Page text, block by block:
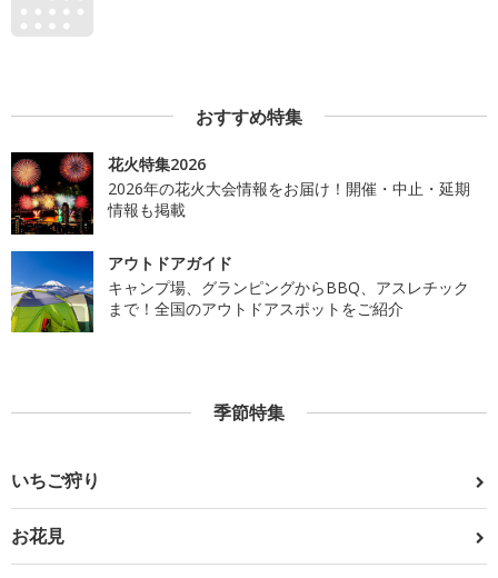
おすすめ特集
花火特集2026
2026年の花火大会情報をお届け！開催・中止・延期
情報も掲載
アウトドアガイド
キャンプ場、グランピングからBBQ、アスレチック
まで！全国のアウトドアスポットをご紹介
季節特集
いちご狩り
お花見